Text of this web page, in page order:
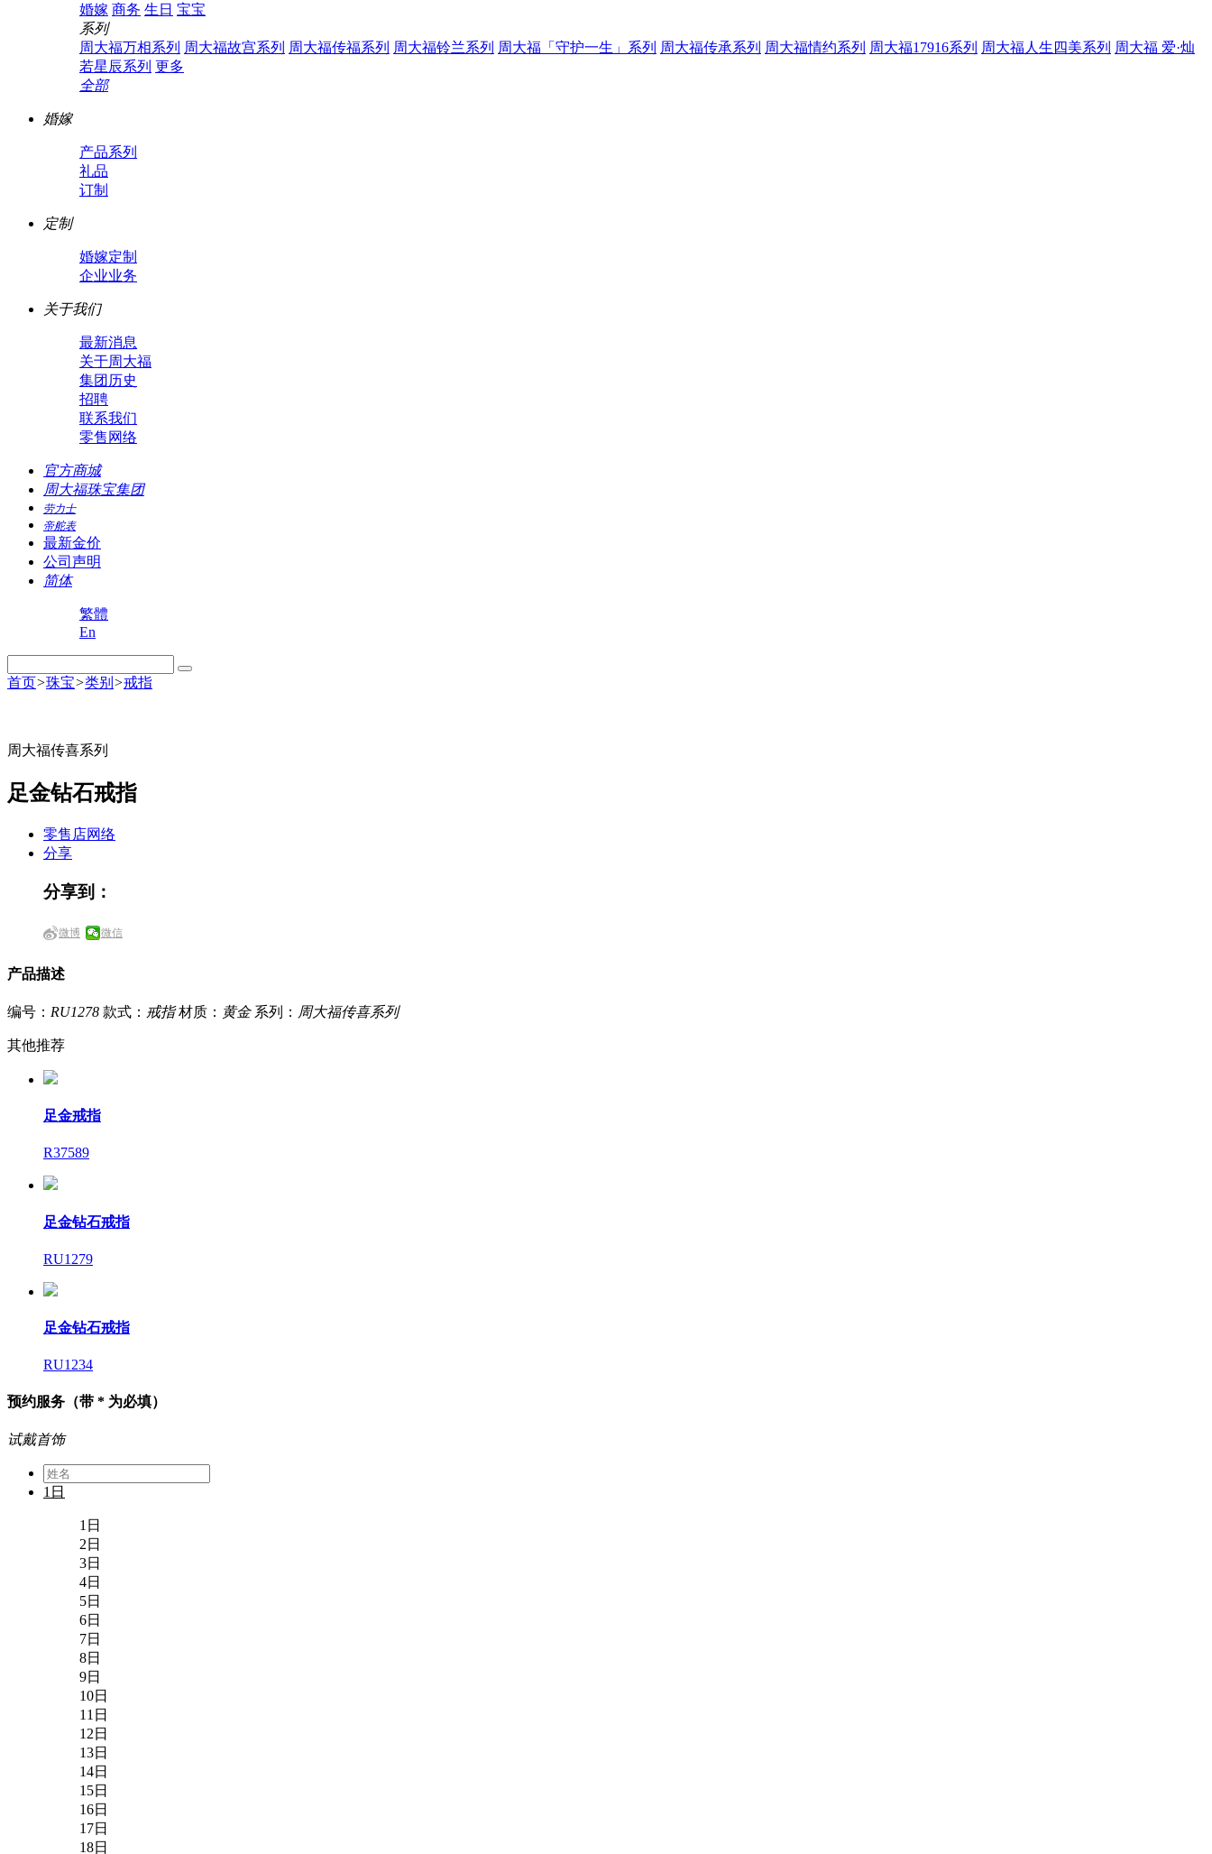
婚嫁 商务 生日 宝宝
系列
周大福万相系列 周大福故宫系列 周大福传福系列 周大福铃兰系列 周大福「守护一生」系列 周大福传承系列 周大福情约系列 周大福17916系列 周大福人生四美系列 周大福 爱·灿
若星辰系列 更多
全部
婚嫁
产品系列
礼品
订制
定制
婚嫁定制
企业业务
关于我们
最新消息
关于周大福
集团历史
招聘
联系我们
零售网络
官方商城
周大福珠宝集团
劳力士
帝舵表
最新金价
公司声明
简体
繁體
En
首页>珠宝>类别 >戒指
周大福传喜系列
足金钻石戒指
零售店网络
分享
分享到：
微博 微信
产品描述
编号： RU1278 款式： 戒指 材质： 黄金 系列： 周大福传喜系列
其他推荐
足金戒指
R37589
足金钻石戒指
RU1279
足金钻石戒指
RU1234
预约服务 （带 * 为必填）
试戴首饰
1日
1日
2日
3日
4日
5日
6日
7日
8日
9日
10日
11日
12日
13日
14日
15日
16日
17日
18日